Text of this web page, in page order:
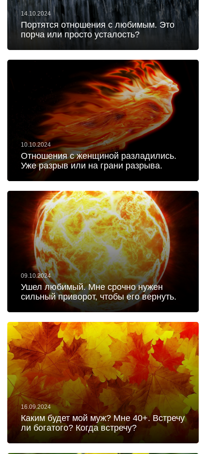
14.10.2024
Портятся отношения с любимым. Это
порча или просто усталость?
10.10.2024
Отношения с женщиной разладились.
Уже разрыв или на грани разрыва.
09.10.2024
Ушел любимый. Мне срочно нужен
сильный приворот, чтобы его вернуть.
16.09.2024
Каким будет мой муж? Мне 40+. Встречу
ли богатого? Когда встречу?